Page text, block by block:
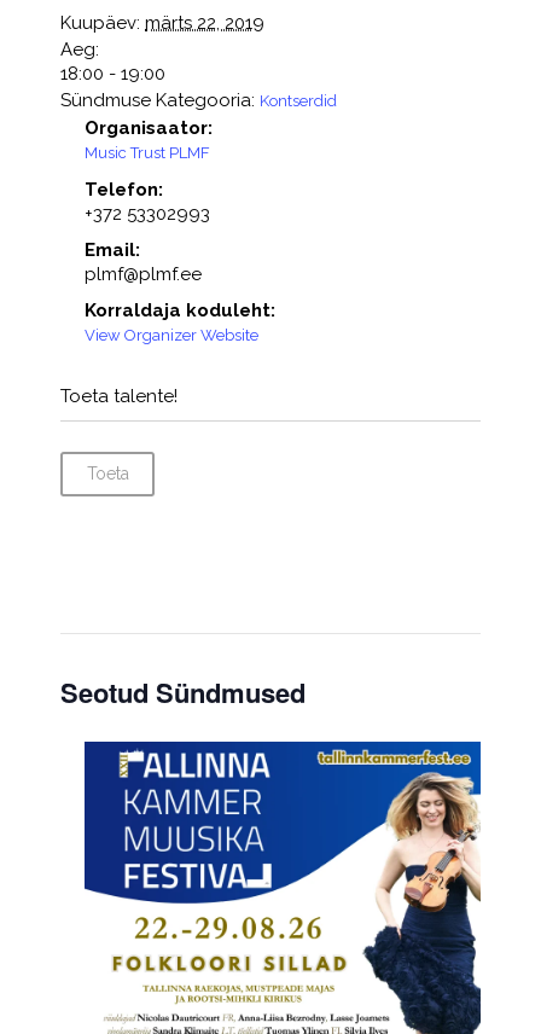
Kuupäev: märts 22, 2019
Aeg:
18:00 - 19:00
Sündmuse Kategooria: Kontserdid
Organisaator:
Music Trust PLMF
Telefon:
+372 53302993
Email:
plmf@plmf.ee
Korraldaja koduleht:
View Organizer Website
Toeta talente!
Toeta
Seotud Sündmused